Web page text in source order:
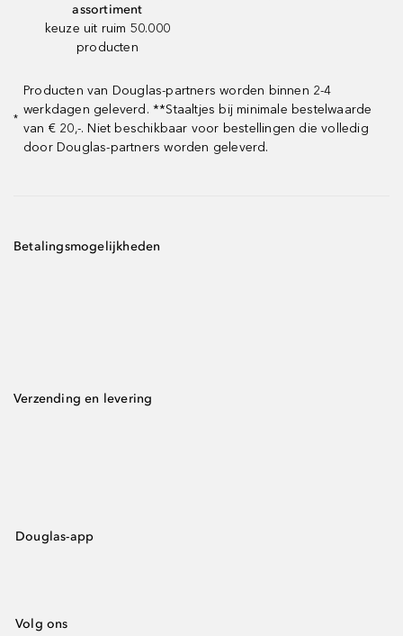
assortiment
keuze uit ruim 50.000
producten
*
Producten van Douglas-partners worden binnen 2-4
werkdagen geleverd. **Staaltjes bij minimale bestelwaarde
van € 20,-. Niet beschikbaar voor bestellingen die volledig
door Douglas-partners worden geleverd.
Betalingsmogelijkheden
Verzending en levering
Douglas-app
Volg ons